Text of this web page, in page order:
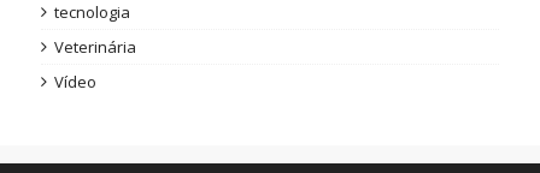
tecnologia
Veterinária
Vídeo